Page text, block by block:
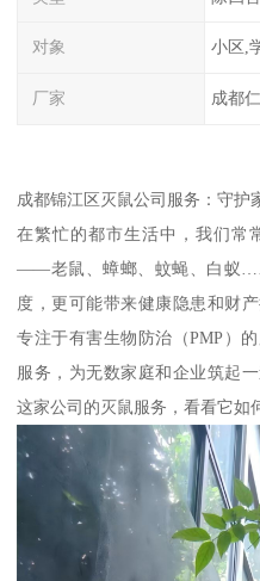
对象 小区,
厂家 成都
成都锦江区灭鼠公司服务：守护
在繁忙的都市生活中，我们常
——老鼠、蟑螂、蚊蝇、白蚁
度，更可能带来健康隐患和财
专注于有害生物防治（PMP）
服务，为无数家庭和企业筑起
这家公司的灭鼠服务，看看它如